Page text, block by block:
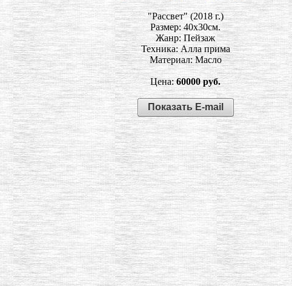
"Рассвет" (2018 г.)
Размер: 40х30см.
Жанр: Пейзаж
Техника: Алла прима
Материал: Масло
Цена:60000 руб.
Показать E-mail